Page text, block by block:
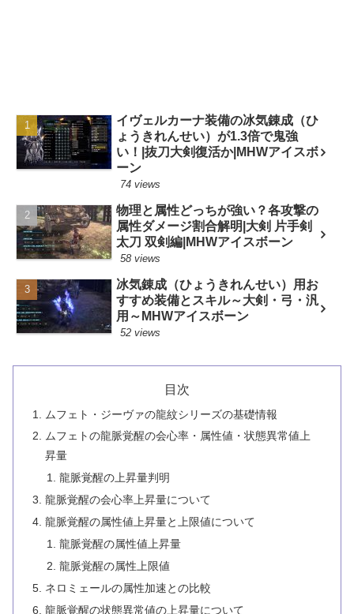
イヴェルカーナ装備の冰気錬成（ひ
ょうきれんせい）が1.3倍で鬼強
い！|抜刀大剣復活か|MHWアイスボ
ーン
74 views
物理と属性どっちが強い？各攻撃の
属性ダメージ割合解明|大剣 片手剣
太刀 双剣編|MHWアイスボーン
58 views
冰気錬成（ひょうきれんせい）用お
すすめ装備とスキル～大剣・弓・汎
用～MHWアイスボーン
52 views
目次
ムフェト・ジーヴァの龍紋シリーズの基礎情報
ムフェトの龍脈覚醒の会心率・属性値・状態異常値上
昇量
龍脈覚醒の上昇量判明
龍脈覚醒の会心率上昇量について
龍脈覚醒の属性値上昇量と上限値について
龍脈覚醒の属性値上昇量
龍脈覚醒の属性上限値
ネロミェールの属性加速との比較
龍脈覚醒の状態異常値の上昇量について